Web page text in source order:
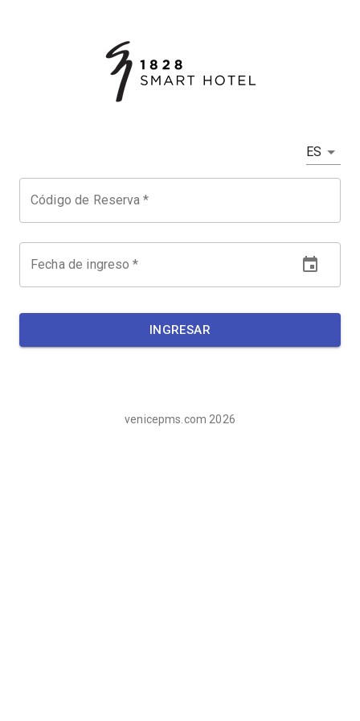
ES
Código de Reserva *
Fecha de ingreso *
INGRESAR
venicepms.com 2026